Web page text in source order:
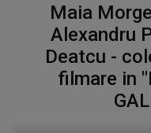
Maia
Alexandru
Deatcu -
filmare in